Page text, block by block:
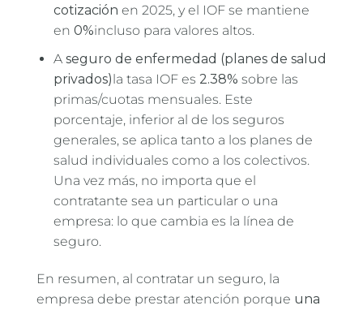
cotización en 2025, y el IOF se mantiene
en 0%incluso para valores altos.
A seguro de enfermedad (planes de salud
privados)la tasa IOF es 2.38% sobre las
primas/cuotas mensuales. Este
porcentaje, inferior al de los seguros
generales, se aplica tanto a los planes de
salud individuales como a los colectivos.
Una vez más, no importa que el
contratante sea un particular o una
empresa: lo que cambia es la línea de
seguro.
En resumen, al contratar un seguro, la
empresa debe prestar atención porque una